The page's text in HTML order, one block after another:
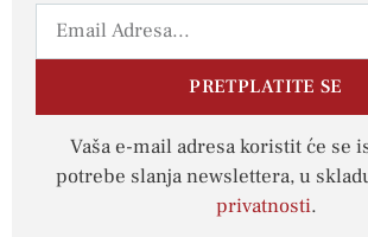
PRETPLATITE SE
Vaša e-mail adresa koristit će se
potrebe slanja newslettera, u
privatnosti.